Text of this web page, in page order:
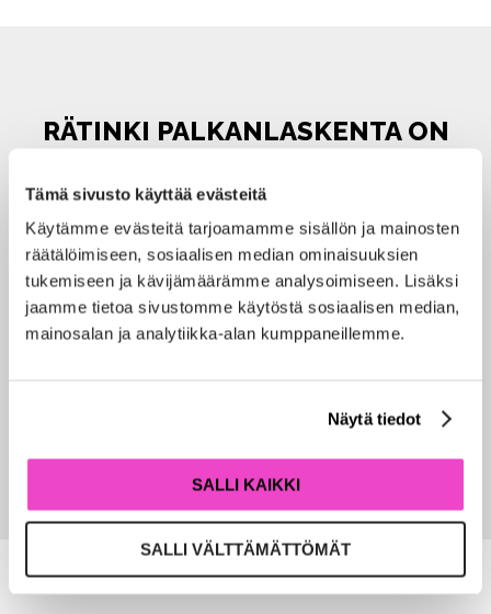
Tämä sivusto käyttää evästeitä
Käytämme evästeitä tarjoamamme sisällön ja mainosten
räätälöimiseen, sosiaalisen median ominaisuuksien
tukemiseen ja kävijämäärämme analysoimiseen. Lisäksi
jaamme tietoa sivustomme käytöstä sosiaalisen median,
mainosalan ja analytiikka-alan kumppaneillemme.
Näytä tiedot
SALLI KAIKKI
SALLI VÄLTTÄMÄTTÖMÄT
RÄTINKI PALKANLASKENTA ON
OULU ALAJÄRVI
KEMPELE NIVALA
KAINUU